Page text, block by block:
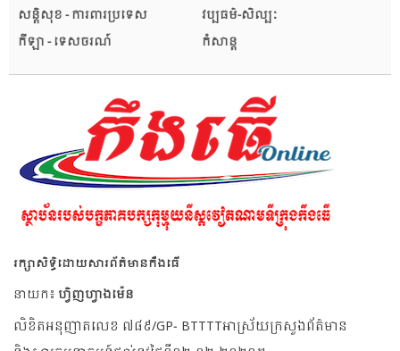
សន្តិសុខ - ការពារប្រទេស
វប្បធម៌-សិល្បៈ
កីឡា - ទេសចរណ៍
កំសាន្ត
រក្សាសិទ្ធិដោយសារព័ត៌មានកឹងធើ
នាយក៖ ហ្វិញហ្វាងម៉េន
លិខិតអនុញាតលេខ ៧៨៩/GP- BTTTTអាស្រ័យក្រសួងព័ត៌មាន